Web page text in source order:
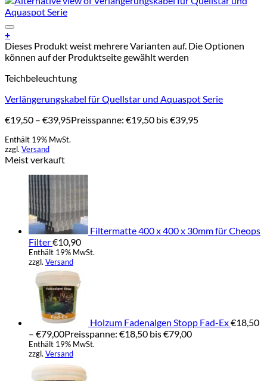
+
Dieses Produkt weist mehrere Varianten auf. Die Optionen
können auf der Produktseite gewählt werden
Teichbeleuchtung
Verlängerungskabel für Quellstar und Aquaspot Serie
€19,50 – €39,95Preisspanne: €19,50 bis €39,95
Enthält 19% MwSt.
zzgl. Versand
Meist verkauft
Filtermatte 400 x 400 x 30mm für Cheops
Filter€10,90
Enthält 19% MwSt.
zzgl. Versand
Holzum Fadenalgen Stopp Fad-Ex€18,50
– €79,00Preisspanne: €18,50 bis €79,00
Enthält 19% MwSt.
zzgl. Versand